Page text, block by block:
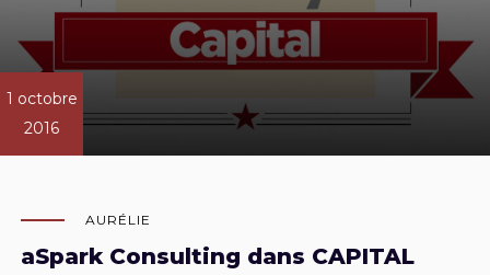
1 octobre
2016
AURÉLIE
aSpark Consulting dans CAPITAL